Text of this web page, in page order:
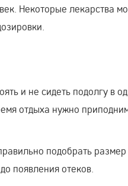
Некоторые лекарства
и не сидеть подолгу в
отдыха нужно
подобрать размер
появления отеков.